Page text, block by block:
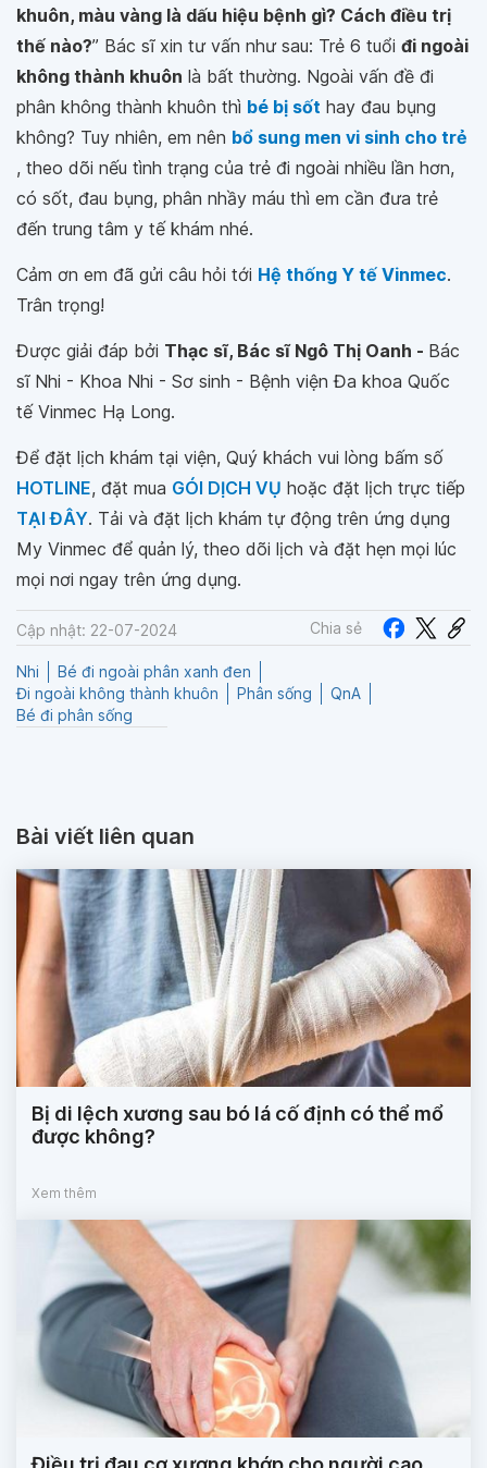
khuôn, màu vàng là dấu hiệu bệnh gì? Cách điều trị
thế nào?” Bác sĩ xin tư vấn như sau: Trẻ 6 tuổi đi ngoài
không thành khuôn là bất thường. Ngoài vấn đề đi
phân không thành khuôn thì bé bị sốt hay đau bụng
không? Tuy nhiên, em nên bổ sung men vi sinh cho trẻ
, theo dõi nếu tình trạng của trẻ đi ngoài nhiều lần hơn,
có sốt, đau bụng, phân nhầy máu thì em cần đưa trẻ
đến trung tâm y tế khám nhé.
Cảm ơn em đã gửi câu hỏi tới Hệ thống Y tế Vinmec.
Trân trọng!
Được giải đáp bởi Thạc sĩ, Bác sĩ Ngô Thị Oanh - Bác
sĩ Nhi - Khoa Nhi - Sơ sinh - Bệnh viện Đa khoa Quốc
tế Vinmec Hạ Long.
Để đặt lịch khám tại viện, Quý khách vui lòng bấm số
HOTLINE, đặt mua GÓI DỊCH VỤ hoặc đặt lịch trực tiếp
TẠI ĐÂY. Tải và đặt lịch khám tự động trên ứng dụng
My Vinmec để quản lý, theo dõi lịch và đặt hẹn mọi lúc
mọi nơi ngay trên ứng dụng.
Cập nhật: 22-07-2024 Chia sẻ
Nhi
Bé đi ngoài phân xanh đen
Đi ngoài không thành khuôn
Phân sống
QnA
Bé đi phân sống
Bài viết liên quan
Bị di lệch xương sau bó lá cố định có thể mổ
được không?
Xem thêm